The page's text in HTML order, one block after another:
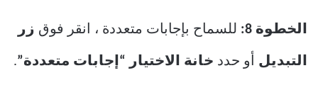
الخطوة 8: للسماح بإجابات متعددة ، انقر فوق زر
التبديل أو حدد خانة الاختيار “إجابات متعددة”.